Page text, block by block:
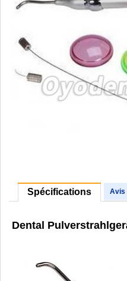
Spécifications Avis
Dental